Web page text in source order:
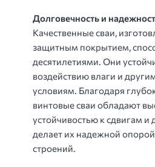
Долговечность и
Качественные сваи,
защитным покрытием,
десятилетиями. Они
воздействию влаги и
условиям. Благодаря
винтовые сваи обладают
устойчивостью к сдвигам
делает их надежной
строений.